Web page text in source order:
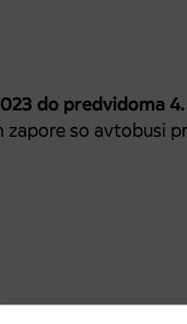
do predvidoma
zapore so avtobusi